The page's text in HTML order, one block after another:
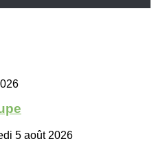
5 août 2026